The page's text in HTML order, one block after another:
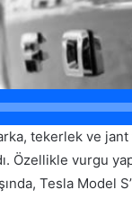
tekerlek ve
Özellikle vurgu
Tesla Model